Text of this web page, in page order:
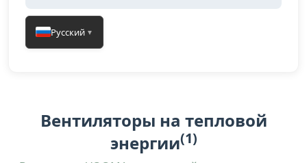
Русский ▼
Вентиляторы на тепловой
энергии(1)